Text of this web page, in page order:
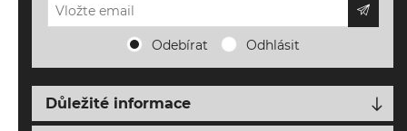
Odebírat Odhlásit
Důležité informace